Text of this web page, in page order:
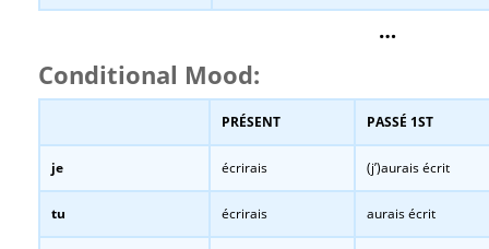
…
Conditional Mood:
PRÉSENT PASSÉ 1ST
je écrirais (j’)aurais écrit
tu écrirais aurais écrit